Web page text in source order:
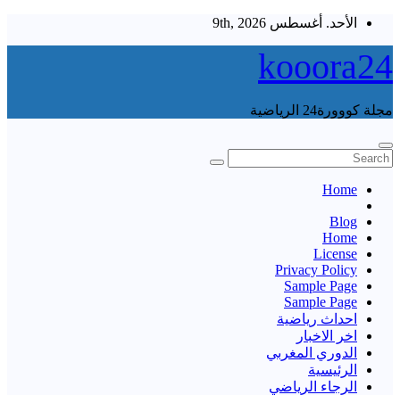
Skip
content
الأحد. أغسطس 9th, 2026
kooora24
مجلة كووورة24 الرياضية
Home
Blog
Home
License
Privacy Policy
Sample Page
Sample Page
احداث رياضية
اخر الاخبار
الدوري المغربي
الرئيسية
الرجاء الرياضي